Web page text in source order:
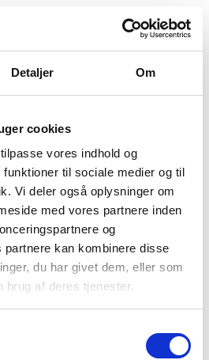
Detaljer Om
cookies
vores indhold og
til sociale medier og til
Vi deler også oplysninger om
med vores partnere inden
og
partnere kan kombinere disse
du har givet dem, eller som
brug af deres tjenester.
en uventet fejl
Prøv at genindlæse siden.